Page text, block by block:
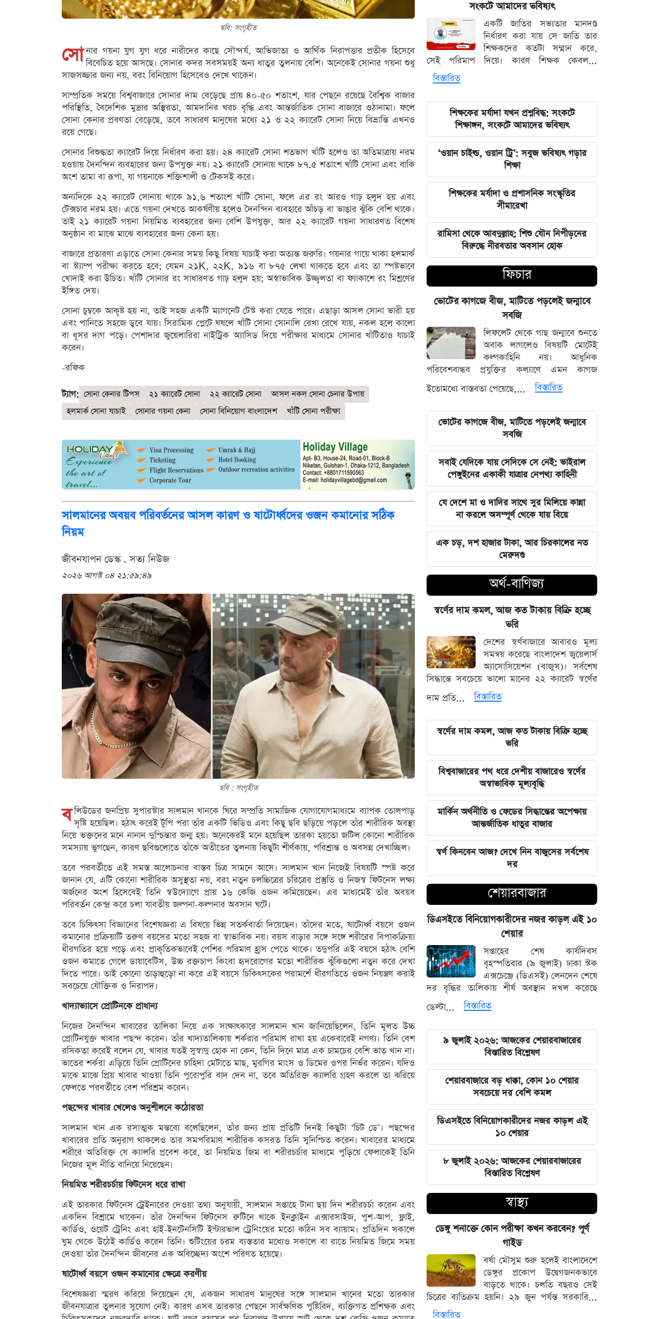
ছবি: সংগৃহীত
সো নার গয়না যুগ যুগ ধরে নারীদের কাছে সৌন্দর্য, আভিজাত্য ও আর্থিক নিরাপত্তার প্রতীক হিসেবে
বিবেচিত হয়ে আসছে। সোনার কদর সবসময়ই অন্য ধাতুর তুলনায় বেশি। অনেকেই সোনার গয়না শুধু
সাজসজ্জার জন্য নয়, বরং বিনিয়োগ হিসেবেও দেখে থাকেন।
সাম্প্রতিক সময়ে বিশ্ববাজারে সোনার দাম বেড়েছে প্রায় ৪০-৫০ শতাংশ, যার পেছনে রয়েছে বৈশ্বিক বাজার
পরিস্থিতি, বৈদেশিক মুদ্রার অস্থিরতা, আমদানির খরচ বৃদ্ধি এবং আন্তর্জাতিক সোনা বাজারে ওঠানামা। ফলে
সোনা কেনার প্রবণতা বেড়েছে, তবে সাধারণ মানুষের মধ্যে ২১ ও ২২ ক্যারেট সোনা নিয়ে বিভ্রান্তি এখনও
রয়ে গেছে।
সোনার বিশুদ্ধতা ক্যারেট দিয়ে নির্ধারণ করা হয়। ২৪ ক্যারেট সোনা শতভাগ খাঁটি হলেও তা অতিমাত্রায় নরম
হওয়ায় দৈনন্দিন ব্যবহারের জন্য উপযুক্ত নয়। ২১ ক্যারেট সোনায় থাকে ৮৭.৫ শতাংশ খাঁটি সোনা এবং বাকি
অংশ তামা বা রূপা, যা গয়নাকে শক্তিশালী ও টেকসই করে।
অন্যদিকে ২২ ক্যারেট সোনায় থাকে ৯১.৬ শতাংশ খাঁটি সোনা, ফলে এর রং আরও গাঢ় হলুদ হয় এবং
টেক্সচার নরম হয়। এতে গয়না দেখতে আকর্ষণীয় হলেও দৈনন্দিন ব্যবহারে আঁচড় বা ভাঙার ঝুঁকি বেশি থাকে।
তাই ২১ ক্যারেট গয়না নিয়মিত ব্যবহারের জন্য বেশি উপযুক্ত, আর ২২ ক্যারেট গয়না সাধারণত বিশেষ
অনুষ্ঠান বা মাঝে মাঝে ব্যবহারের জন্য কেনা হয়।
বাজারে প্রতারণা এড়াতে সোনা কেনার সময় কিছু বিষয় যাচাই করা অত্যন্ত জরুরি। গয়নার গায়ে থাকা হলমার্ক
বা স্ট্যাম্প পরীক্ষা করতে হবে; যেমন ২১K, ২২K, ৯১৬ বা ৮৭৫ লেখা থাকতে হবে এবং তা স্পষ্টভাবে
খোদাই করা উচিত। খাঁটি সোনার রং সাধারণত গাঢ় হলুদ হয়; অস্বাভাবিক উজ্জ্বলতা বা ফ্যাকাশে রং মিশ্রণের
ইঙ্গিত দেয়।
সোনা চুম্বকে আকৃষ্ট হয় না, তাই সহজ একটি ম্যাগনেট টেস্ট করা যেতে পারে। এছাড়া আসল সোনা ভারী হয়
এবং পানিতে সহজে ডুবে যায়। সিরামিক প্লেটে ঘষলে খাঁটি সোনা সোনালি রেখা রেখে যায়, নকল হলে কালো
বা ধূসর দাগ পড়ে। পেশাদার জুয়েলারিরা নাইট্রিক অ্যাসিড দিয়ে পরীক্ষার মাধ্যমে সোনার খাঁটিতাও যাচাই
করেন।
-রফিক
ট্যাগ: সোনা কেনার টিপস ২১ ক্যারেট সোনা ২২ ক্যারেট সোনা
আসল নকল সোনা চেনার উপায়
হলমার্ক সোনা যাচাই
সোনার গয়না কেনা সোনা বিনিয়োগ বাংলাদেশ খাঁটি সোনা পরীক্ষা
সালমানের অবয়ব পরিবর্তনের আসল কারণ ও ষাটোর্ধ্বদের ওজন কমানোর সঠিক
নিয়ম
জীবনযাপন ডেস্ক . সত্য নিউজ
২০২৬ আগস্ট ০৪ ২১:৫৯:৪৯
ছবি : সংগৃহীত
ব লিউডের জনপ্রিয় সুপারস্টার সালমান খানকে ঘিরে সম্প্রতি সামাজিক যোগাযোগমাধ্যমে ব্যাপক তোলপাড়
সৃষ্টি হয়েছিল। হঠাৎ করেই টুপি পরা তাঁর একটি ভিডিও এবং কিছু ছবি ছড়িয়ে পড়লে তাঁর শারীরিক অবস্থা
নিয়ে ভক্তদের মনে নানান দুশ্চিন্তার জন্ম হয়। অনেকেরই মনে হয়েছিল তারকা হয়তো জটিল কোনো শারীরিক
সমস্যায় ভুগছেন, কারণ ছবিগুলোতে তাঁকে অতীতের তুলনায় কিছুটা শীর্ণকায়, পরিশ্রান্ত ও অবসন্ন দেখাচ্ছিল।
তবে পরবর্তীতে এই সমস্ত আলোচনার বাস্তব চিত্র সামনে আসে। সালমান খান নিজেই বিষয়টি স্পষ্ট করে
জানান যে, এটি কোনো শারীরিক অসুস্থতা নয়, বরং নতুন চলচ্চিত্রের চরিত্রের প্রস্তুতি ও নিজস্ব ফিটনেস লক্ষ্য
অর্জনের অংশ হিসেবেই তিনি স্বউদ্যোগে প্রায় ১৬ কেজি ওজন কমিয়েছেন। এর মাধ্যমেই তাঁর অবয়ব
পরিবর্তন কেন্দ্র করে চলা যাবতীয় জল্পনা-কল্পনার অবসান ঘটে।
তবে চিকিৎসা বিজ্ঞানের বিশেষজ্ঞরা এ বিষয়ে ভিন্ন সতর্কবার্তা দিয়েছেন। তাঁদের মতে, ষাটোর্ধ্ব বয়সে ওজন
কমানোর প্রক্রিয়াটি তরুণ বয়সের মতো সহজ বা স্বাভাবিক নয়। বয়স বাড়ার সঙ্গে সঙ্গে শরীরের বিপাকক্রিয়া
ধীরগতির হয়ে পড়ে এবং প্রাকৃতিকভাবেই পেশির পরিমাণ হ্রাস পেতে থাকে। তদুপরি এই বয়সে হঠাৎ বেশি
ওজন কমাতে গেলে ডায়াবেটিস, উচ্চ রক্তচাপ কিংবা হৃদরোগের মতো শারীরিক ঝুঁকিগুলো নতুন করে দেখা
দিতে পারে। তাই কোনো তাড়াহুড়ো না করে এই বয়সে চিকিৎসকের পরামর্শে ধীরগতিতে ওজন নিয়ন্ত্রণ করাই
সবচেয়ে যৌক্তিক ও নিরাপদ।
খাদ্যাভ্যাসে প্রোটিনকে প্রাধান্য
নিজের দৈনন্দিন খাবারের তালিকা নিয়ে এক সাক্ষাৎকারে সালমান খান জানিয়েছিলেন, তিনি মূলত উচ্চ
প্রোটিনযুক্ত খাবার পছন্দ করেন। তাঁর খাদ্যতালিকায় শর্করার পরিমাণ রাখা হয় একেবারেই নগণ্য। তিনি বেশ
রসিকতা করেই বলেন যে, খাবার যতই সুস্বাদু হোক না কেন, তিনি দিনে মাত্র এক চামচের বেশি ভাত খান না।
ভাতের শর্করা এড়িয়ে তিনি প্রোটিনের চাহিদা মেটাতে মাছ, মুরগির মাংস ও ডিমের ওপর নির্ভর করেন। যদিও
মাঝে মাঝে প্রিয় খাবার খাওয়া তিনি পুরোপুরি বাদ দেন না, তবে অতিরিক্ত ক্যালরি গ্রহণ করলে তা ঝরিয়ে
ফেলতে পরবর্তীতে বেশ পরিশ্রম করেন।
পছন্দের খাবার খেলেও অনুশীলনে কঠোরতা
সালমান খান এক রসাত্মক মন্তব্যে বলেছিলেন, তাঁর জন্য প্রায় প্রতিটি দিনই কিছুটা ‘চিট ডে’। পছন্দের
খাবারের প্রতি অনুরাগ থাকলেও তার সমপরিমাণ শারীরিক কসরত তিনি সুনিশ্চিত করেন। খাবারের মাধ্যমে
শরীরে অতিরিক্ত যে ক্যালরি প্রবেশ করে, তা নিয়মিত জিম বা শরীরচর্চার মাধ্যমে পুড়িয়ে ফেলাকেই তিনি
নিজের মূল নীতি বানিয়ে নিয়েছেন।
নিয়মিত শরীরচর্চায় ফিটনেস ধরে রাখা
এই তারকার ফিটনেস ট্রেইনারের দেওয়া তথ্য অনুযায়ী, সালমান সপ্তাহে টানা ছয় দিন শরীরচর্চা করেন এবং
একদিন বিশ্রামে থাকেন। তাঁর দৈনন্দিন ফিটনেস রুটিনে থাকে ইনক্লাইন এক্সারসাইজ, পুশ-আপ, ফ্লাই,
কার্ডিও, ওয়েট ট্রেনিং এবং হাই-ইনটেনসিটি ইন্টারভাল ট্রেনিংয়ের মতো কঠিন সব ব্যায়াম। প্রতিদিন সকালে
ঘুম থেকে উঠেই কার্ডিও করেন তিনি। শুটিংয়ের চরম ব্যস্ততার মধ্যেও সকালে বা রাতে নিয়মিত জিমে সময়
দেওয়া তাঁর দৈনন্দিন জীবনের এক অবিচ্ছেদ্য অংশে পরিণত হয়েছে।
ষাটোর্ধ্ব বয়সে ওজন কমানোর ক্ষেত্রে করণীয়
বিশেষজ্ঞরা স্মরণ করিয়ে দিয়েছেন যে, একজন সাধারণ মানুষের সঙ্গে সালমান খানের মতো তারকার
জীবনযাত্রার তুলনার সুযোগ নেই। কারণ এসব তারকার পেছনে সার্বক্ষণিক পুষ্টিবিদ, ব্যক্তিগত প্রশিক্ষক এবং
টিএফআই সেলে সালাহউদ্দিনকে নির্যাতন:
চূড়ান্ত চার্জশিটের পথে ট্রাইব্যুনাল
আগের অপরিকল্পিত সিদ্ধান্তের খেসারত
দিচ্ছে দেশ: প্রধানমন্ত্রী তারেক রহমান
বাংলাদেশে কোন বড় নাশকতার ছক কষছেন
শেখ হাসিনা?
প্রধানমন্ত্রীর চট্টগ্রাম সফর ঘিরে বিএনপিতে
ব্যাপক প্রস্তুতি
শনিবার রাজধানীর যেসব মার্কেট ও
দোকানপাট বন্ধ
স্বর্ণের দাম কমল, আজ কত টাকায় বিক্রি
হচ্ছে ভরি
আজকের নামাজের সময়সূচি, জেনে নিন
পাঁচ ওয়াক্তের সময়
আজ টিভিতে যত খেলা: এলপিএল
ফাইনালসহ জমজমাট সূচি
তুরস্ক-সৌদি-পাকিস্তান চুক্তি কি নতুন
সামরিক জোট? যা বললেন এরদোগান
ইরানকে যে শর্ত দিল যুক্তরাষ্ট্র, যেটা
মানলেই ছাড়
প্রথম mRNA ফ্লু টিকা অনুমোদন, কারা
নিতে পারবেন
স্বর্ণ খাতে বড় সংস্কার, বদলাতে পারে
আমদানি-রপ্তানি নিয়ম
গণমাধ্যম শক্ত হলে গণতন্ত্রও টেকসই হবে:
মির্জা ফখরুল
আগস্টের শেষে চাকরিজীবীদের টানা ৪
দিনের ছুটির সুযোগ
মণিপুরের অমীমাংসিত সীমান্ত নিয়ে ভারত-
মিয়ানমার আলোচনা
সক্রিয় মৌসুমি বায়ুর প্রভাব ও আগামী
সপ্তাহের আবহাওয়ার সার্বিক রূপরেখা
ফ্যাসিবাদের কালো ছায়া তাড়াতে সাংস্কৃতিক
বিপ্লব প্রয়োজন: ডা. শফিকুর রহমান
দেশের নিরাপত্তা ব্যবস্থাপনায় আসছে বড়
আওয়ামী লীগ আমাদের শত্রু নয় মিত্র, তারা
বিএনপির সঙ্গে মিশে যাবে: নাছির চৌধুরী
এমপি
ঘরে বসেই যেভাবে জানবেন এসএসসির
ফলাফল, ১০ আগস্ট প্রকাশের ঘোষণা
মার্কিন ইমিগ্রেশন সার্ভিস বিভাগে বড়
পরিবর্তন, প্রবাসীদের জন্য জরুরি বার্তা
২০২৩ সালের ইসরায়েলি হামলার ক্ষত:
আড়াই বছর পর উদ্ধার ৪০ শিশুর
দেহাবশেষ
জুলাই শহীদদের কবর বাঁধানোর বরাদ্দও
মেরে খেয়েছে অন্তর্বর্তী সরকার: ইশরাক
হোসেন
শেয়ারবাজারে আর্থিক কেলেঙ্কারির তদন্তের
বড় আপডেট জানাল দুদক
যুদ্ধের বড় প্রস্তুতি নিচ্ছে ইরান, আকাশ
আধুনিকায়ন
চার বিভাগে দুর্যোগপূর্ণ আবহাওয়ার আশঙ্কায়
আবহাওয়া দপ্তরের বিশেষ সতর্কতা
হাসিনাকে মাইক দেওয়ায় ভারতকে
কাঠগড়ায় তুললেন সালাহউদ্দিন
বিশ্ববাজারের পথ ধরে দেশীয় বাজারেও
স্বর্ণের অস্বাভাবিক মূল্যবৃদ্ধি
গ্যাস ও বিদ্যুৎ সংকট মোকাবিলায় নতুন
আশার খবর দিলেন জ্বালানিমন্ত্রী
নদীদূষণ দূর করতে না পারলে ভবিষ্যৎ
প্রজন্মের কাছে জবাব দিতে হবে: প্রধানমন্ত্রী
তারেক রহমান
ফ্যাসিবাদবিরোধী সব শক্তির জাতীয় ঐক্য
বজায় রাখা এখন সময়ের দাবি: মাহদী
আমিন
সংকটে আমাদের ভবিষ্যৎ
একটি জাতির সভ্যতার মানদণ্ড
নির্ধারণ করা যায় সে জাতি তার
শিক্ষকদের কতটা সম্মান করে,
সেই পরিমাপ দিয়ে। কারণ শিক্ষক কেবল...
বিস্তারিত
শিক্ষকের মর্যাদা যখন প্রশ্নবিদ্ধ: সংকটে
শিক্ষাঙ্গন, সংকটে আমাদের ভবিষ্যৎ
‘ওয়ান চাইল্ড, ওয়ান ট্রি’: সবুজ ভবিষ্যৎ গড়ার
শিক্ষা
শিক্ষকের মর্যাদা ও প্রশাসনিক সংস্কৃতির
সীমারেখা
রামিসা থেকে আবদুল্লাহ: শিশু যৌন নিপীড়নের
বিরুদ্ধে নীরবতার অবসান হোক
ফিচার
ভোটের কাগজে বীজ, মাটিতে পড়লেই জন্মাবে
সবজি
লিফলেট থেকে গাছ জন্মাবে শুনতে
অবাক লাগলেও বিষয়টি মোটেই
কল্পকাহিনি নয়। আধুনিক
পরিবেশবান্ধব প্রযুক্তির কল্যাণে এমন কাগজ
ইতোমধ্যে বাস্তবতা পেয়েছে,...
বিস্তারিত
ভোটের কাগজে বীজ, মাটিতে পড়লেই জন্মাবে
সবজি
সবাই যেদিকে যায় সেদিকে সে নেই: ভাইরাল
পেঙ্গুইনের একাকী যাত্রার নেপথ্য কাহিনী
যে দেশে মা ও দাদির সাথে সুর মিলিয়ে কান্না
না করলে অসম্পূর্ণ থেকে যায় বিয়ে
এক চড়, দশ হাজার টাকা, আর চিরকালের নত
মেরুদণ্ড
অর্থ-বাণিজ্য
স্বর্ণের দাম কমল, আজ কত টাকায় বিক্রি হচ্ছে
ভরি
দেশের স্বর্ণবাজারে আবারও মূল্য
সমন্বয় করেছে বাংলাদেশ জুয়েলার্স
অ্যাসোসিয়েশন (বাজুস)। সর্বশেষ
সিদ্ধান্তে সবচেয়ে ভালো মানের ২২ ক্যারেট স্বর্ণের
দাম প্রতি...
বিস্তারিত
স্বর্ণের দাম কমল, আজ কত টাকায় বিক্রি হচ্ছে
ভরি
বিশ্ববাজারের পথ ধরে দেশীয় বাজারেও স্বর্ণের
অস্বাভাবিক মূল্যবৃদ্ধি
মার্কিন অর্থনীতি ও ফেডের সিদ্ধান্তের অপেক্ষায়
আন্তর্জাতিক ধাতুর বাজার
স্বর্ণ কিনবেন আজ? দেখে নিন বাজুসের সর্বশেষ
দর
শেয়ারবাজার
ডিএসইতে বিনিয়োগকারীদের নজর কাড়ল এই ১০
শেয়ার
সপ্তাহের শেষ কার্যদিবস
বৃহস্পতিবার (৯ জুলাই) ঢাকা স্টক
এক্সচেঞ্জে (ডিএসই) লেনদেন শেষে
দর বৃদ্ধির তালিকায় শীর্ষ অবস্থান দখল করেছে
ডেল্টা...
বিস্তারিত
৯ জুলাই ২০২৬: আজকের শেয়ারবাজারের
বিস্তারিত বিশ্লেষণ
শেয়ারবাজারে বড় ধাক্কা, কোন ১০ শেয়ার
সবচেয়ে দর বেশি কমল
ডিএসইতে বিনিয়োগকারীদের নজর কাড়ল এই
১০ শেয়ার
৮ জুলাই ২০২৬: আজকের শেয়ারবাজারের
বিস্তারিত বিশ্লেষণ
স্বাস্থ্য
ডেঙ্গু শনাক্তে কোন পরীক্ষা কখন করবেন? পূর্ণ
গাইড
বর্ষা মৌসুম শুরু হলেই বাংলাদেশে
ডেঙ্গুর প্রকোপ উদ্বেগজনকভাবে
বাড়তে থাকে। চলতি বছরও সেই
চিত্রের ব্যতিক্রম হয়নি। ২৯ জুন পর্যন্ত সরকারি...
বিস্তারিত